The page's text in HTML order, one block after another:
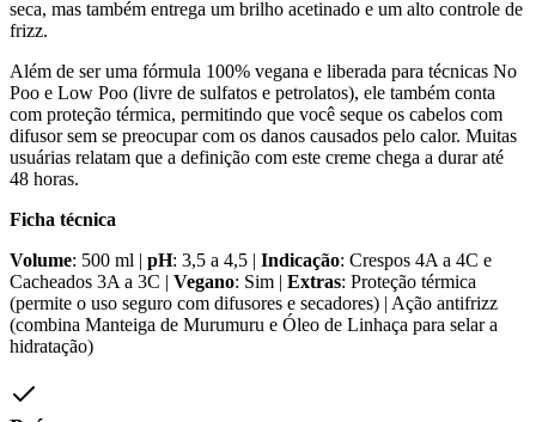
seca, mas também entrega um brilho acetinado e um alto controle de
frizz.
Além de ser uma fórmula 100% vegana e liberada para técnicas No
Poo e Low Poo (livre de sulfatos e petrolatos), ele também conta
com proteção térmica, permitindo que você seque os cabelos com
difusor sem se preocupar com os danos causados pelo calor. Muitas
usuárias relatam que a definição com este creme chega a durar até
48 horas.
Ficha técnica
Volume: 500 ml | pH: 3,5 a 4,5 | Indicação: Crespos 4A a 4C e
Cacheados 3A a 3C | Vegano: Sim | Extras: Proteção térmica
(permite o uso seguro com difusores e secadores) | Ação antifrizz
(combina Manteiga de Murumuru e Óleo de Linhaça para selar a
hidratação)